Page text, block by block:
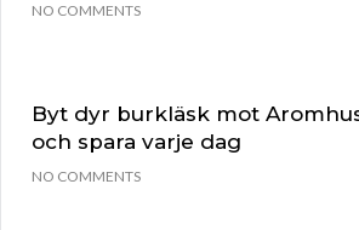
NO COMMENTS
Byt dyr burkläsk mot
och spara varje dag
NO COMMENTS